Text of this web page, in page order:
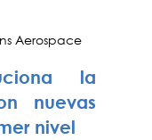
Aerospace
la
nuevas
nivel